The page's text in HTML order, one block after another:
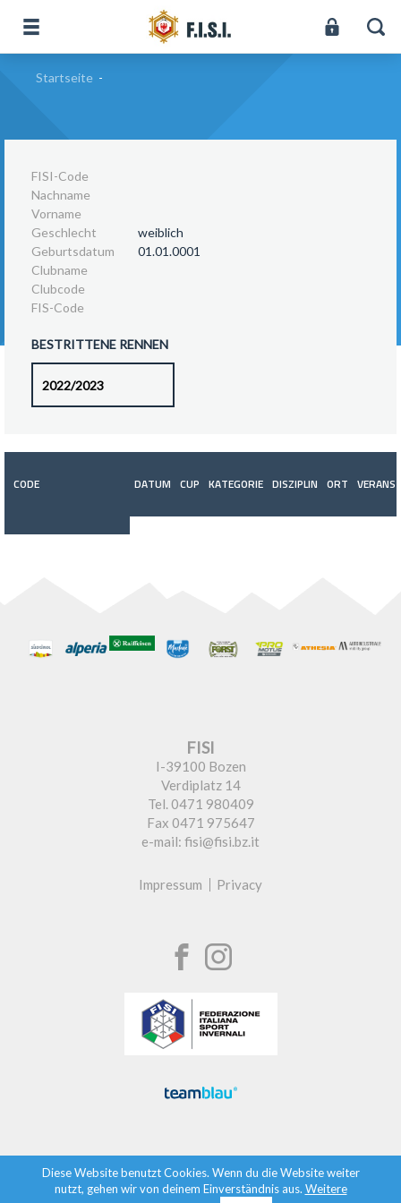
Startseite -
FISI-Code
Nachname
Vorname
Geschlecht
weiblich
Geburtsdatum
01.01.0001
Clubname
Clubcode
FIS-Code
BESTRITTENE RENNEN
CODE DATUM CUP KATEGORIE DISZIPLIN ORT
FISI
I-39100 Bozen
Verdiplatz 14
Tel. 0471 980409
Fax 0471 975647
e-mail: fisi@fisi.bz.it
Impressum Privacy
Diese Website benutzt Cookies. Wenn du die Website weiter
nutzt, gehen wir von deinem Einverständnis aus. Weitere